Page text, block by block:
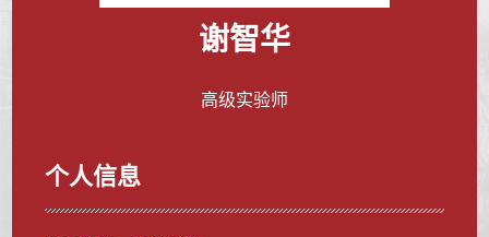
谢智华
高级实验师
个人信息